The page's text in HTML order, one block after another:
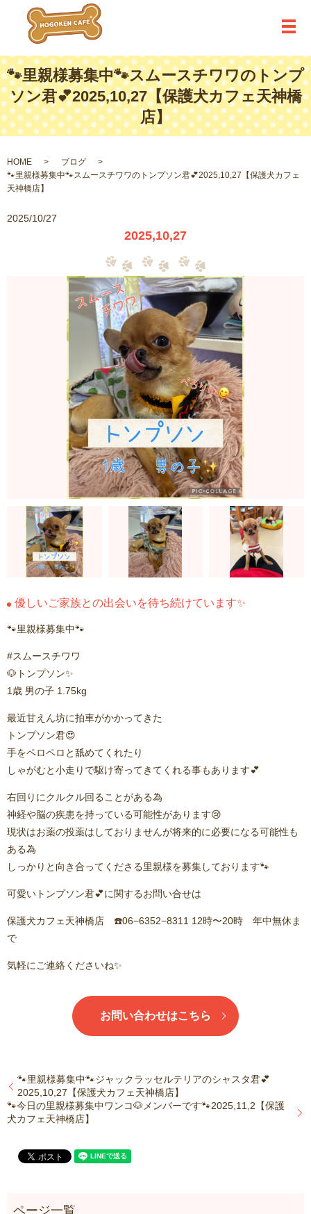
メ
🐾里親様募集中🐾スムースチワワのトンプ
ソン君💕2025,10,27【保護犬カフェ天神橋
店】
HOME
ブログ
🐾里親様募集中🐾スムースチワワのトンプソン君💕2025,10,27【保護犬カフェ
天神橋店】
2025/10/27
2025,10,27
優しいご家族との出会いを待ち続けています✨
🐾里親様募集中🐾
#スムースチワワ
🐶トンプソン✨️
1歳 男の子 1.75kg
最近甘えん坊に拍車がかかってきた
トンプソン君😍
手をペロペロと舐めてくれたり
しゃがむと小走りで駆け寄ってきてくれる事もあります💕
右回りにクルクル回ることがある為
神経や脳の疾患を持っている可能性があります😢
現状はお薬の投薬はしておりませんが将来的に必要になる可能性も
ある為
しっかりと向き合ってくださる里親様を募集しております🐾
可愛いトンプソン君💕に関するお問い合せは
保護犬カフェ天神橋店 ☎️06−6352−8311 12時〜20時 年中無休ま
で
気軽にご連絡くださいね✨
お問い合わせはこちら
🐾里親様募集中🐾ジャックラッセルテリアのシャスタ君💕
2025,10,27【保護犬カフェ天神橋店】
🐾今日の里親様募集中ワンコ🐶メンバーです🐾2025,11,2【保護
犬カフェ天神橋店】